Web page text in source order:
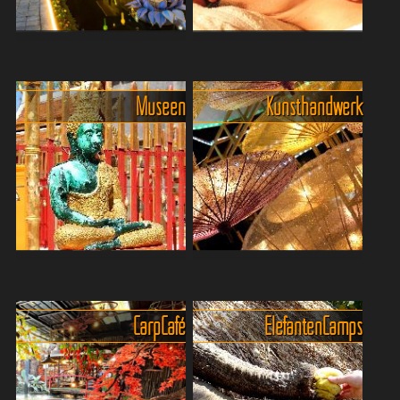
mitt...
im ...
Das Khlong Mae Kha Canal
Village in Chiang Mai ist ein
beeindruckendes Beispiel
für gelungene
Stadtentwicklung und
nachhaltige Erneuerung.
Noch vor we...
"Sabai, Sabai" ist ein
thailändischer Ausdruck, der
Innere Ruhe, Entspannung,
Gesundheit, Glück,
Gelassenheit und
Wohlbefinden bedeutet. In
Chiang Mai...
Sollte es einmal regnen, und
wenn es das tut, dann meist
recht heftig, dann empfiehlt
sich für Kulturinteressierte
Museen
Chiang Mai
Rund um Chiang Mai klopft,
schnitzt, webt und hämmert
es in kleinen Werkstätten
Kunsthandwerk
Carp Café Elefanten Camps